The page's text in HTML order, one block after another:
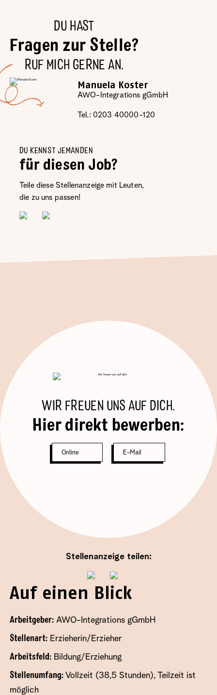
DU HAST
Fragen zur Stelle?
RUF MICH GERNE AN.
Manuela Koster
AWO-Integrations gGmbH
Tel.: 0203 40000-120
DU KENNST JEMANDEN
für diesen Job?
Teile diese Stellenanzeige mit Leuten,
die zu uns passen!
WIR FREUEN UNS AUF DICH.
Hier direkt bewerben:
Online E-Mail
Stellenanzeige teilen:
Auf einen Blick
Arbeitgeber: AWO-Integrations gGmbH
Stellenart: Erzieherin/Erzieher
Arbeitsfeld: Bildung/Erziehung
Stellenumfang: Vollzeit (38,5 Stunden), Teilzeit ist
möglich